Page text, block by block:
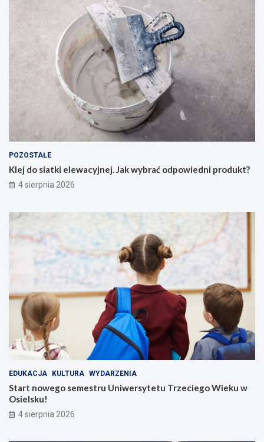
POZOSTAŁE
Klej do siatki elewacyjnej. Jak wybrać odpowiedni produkt?
4 sierpnia 2026
EDUKACJA KULTURA WYDARZENIA
Start nowego semestru Uniwersytetu Trzeciego Wieku w
Osielsku!
4 sierpnia 2026